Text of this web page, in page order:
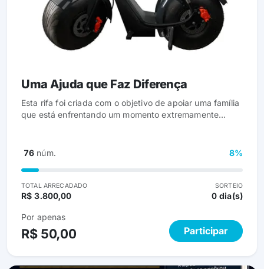
Uma Ajuda que Faz Diferença
Esta rifa foi criada com o objetivo de apoiar uma família
que está enfrentando um momento extremamente
divulgados nomes, mas garantimos que se trata de uma
mais do que um número, é um gesto de solidariedade
que contribui diretamente para aliviar esse momento
difícil. Agradecemos de coração qualquer apoio.
76 núm. 8%
TOTAL ARRECADADO
R$ 3.800,00
SORTEIO
0 dia(s)
Por apenas
R$ 50,00 Participar